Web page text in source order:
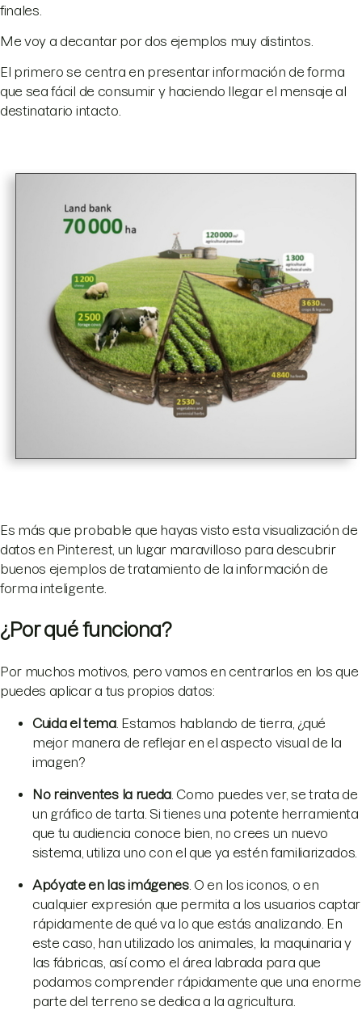
finales.
Me voy a decantar por dos ejemplos muy distintos.
El primero se centra en presentar información de forma
que sea fácil de consumir y haciendo llegar el mensaje al
destinatario intacto.
Es más que probable que hayas visto esta visualización de
datos en Pinterest, un lugar maravilloso para descubrir
buenos ejemplos de tratamiento de la información de
forma inteligente.
¿Por qué funciona?
Por muchos motivos, pero vamos en centrarlos en los que
puedes aplicar a tus propios datos:
Cuida el tema. Estamos hablando de tierra, ¿qué
mejor manera de reflejar en el aspecto visual de la
imagen?
No reinventes la rueda. Como puedes ver, se trata de
un gráfico de tarta. Si tienes una potente herramienta
que tu audiencia conoce bien, no crees un nuevo
sistema, utiliza uno con el que ya estén familiarizados.
Apóyate en las imágenes. O en los iconos, o en
cualquier expresión que permita a los usuarios captar
rápidamente de qué va lo que estás analizando. En
este caso, han utilizado los animales, la maquinaria y
las fábricas, así como el área labrada para que
podamos comprender rápidamente que una enorme
parte del terreno se dedica a la agricultura.